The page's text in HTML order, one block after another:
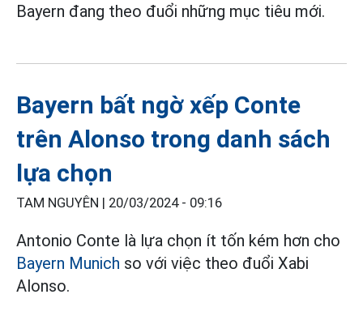
Bayern đang theo đuổi những mục tiêu mới.
Bayern bất ngờ xếp Conte
trên Alonso trong danh sách
lựa chọn
TAM NGUYÊN | 20/03/2024 - 09:16
Antonio Conte là lựa chọn ít tốn kém hơn cho
Bayern Munich so với việc theo đuổi Xabi
Alonso.